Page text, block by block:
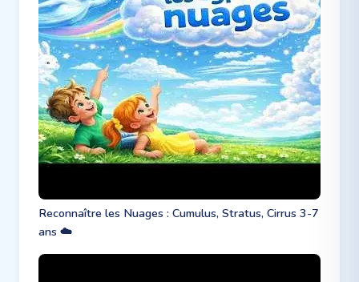
Reconnaître les Nuages : Cumulus, Stratus, Cirrus 3-7
ans ☁️